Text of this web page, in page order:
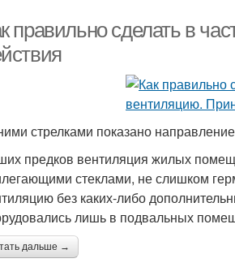
правильно сделать в
стрелками показано
предков вентиляция жилых
стеклами, не слишком
без каких-либо
лишь в подвальных
дальше →